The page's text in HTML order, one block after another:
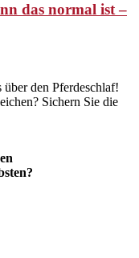
das normal ist –
den Pferdeschlaf!
Sichern Sie die